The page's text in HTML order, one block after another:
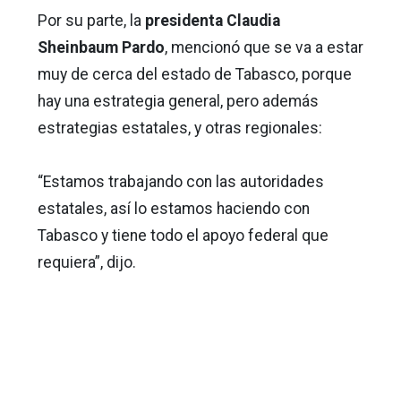
Por su parte, la presidenta Claudia
Sheinbaum Pardo, mencionó que se va a estar
muy de cerca del estado de Tabasco, porque
hay una estrategia general, pero además
estrategias estatales, y otras regionales:
“Estamos trabajando con las autoridades
estatales, así lo estamos haciendo con
Tabasco y tiene todo el apoyo federal que
requiera”, dijo.